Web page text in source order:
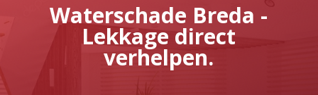
Waterschade Breda -
Lekkage direct
verhelpen.